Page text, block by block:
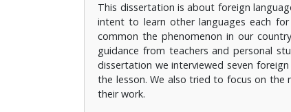
This dissertation is about foreign
intent to learn other languages each
common the phenomenon in our
guidance from teachers and personal
dissertation we interviewed seven
the lesson. We also tried to focus on the
their work.